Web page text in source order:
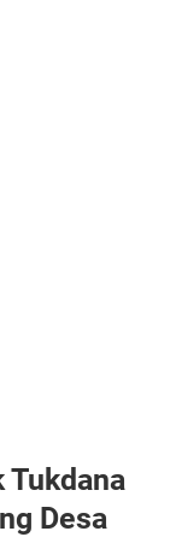
Desa